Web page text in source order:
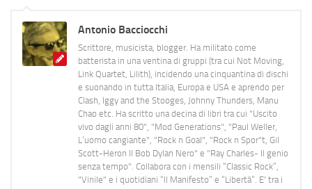
Antonio Bacciocchi
Scrittore, musicista, blogger. Ha militato come
batterista in una ventina di gruppi (tra cui Not Moving,
Link Quartet, Lilith), incidendo una cinquantina di dischi
e suonando in tutta Italia, Europa e USA e aprendo per
Clash, Iggy and the Stooges, Johnny Thunders, Manu
Chao etc. Ha scritto una decina di libri tra cui "Uscito
vivo dagli anni 80", "Mod Generations", "Paul Weller,
L’uomo cangiante", "Rock n Goal", "Rock n Spor"t, Gil
Scott-Heron Il Bob Dylan Nero" e "Ray Charles- Il genio
senza tempo". Collabora con i mensili “Classic Rock”,
"Vinile" e i quotidiani “Il Manifesto” e “Libertà”. E' tra i